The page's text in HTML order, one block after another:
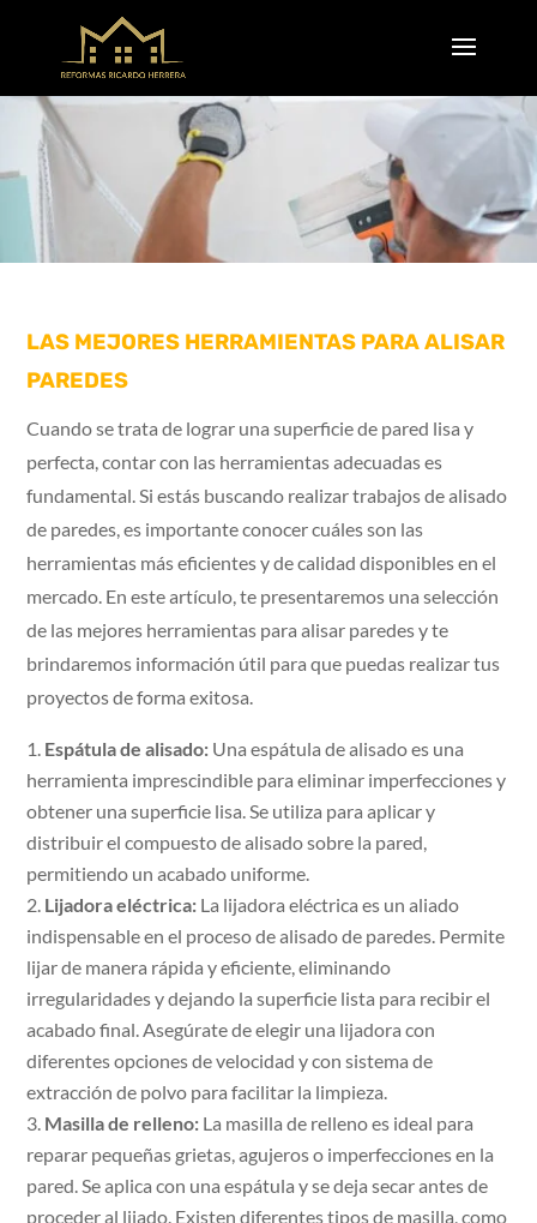
LAS MEJORES HERRAMIENTAS PARA ALISAR
PAREDES
Cuando se trata de lograr una superficie de pared lisa y
perfecta, contar con las herramientas adecuadas es
fundamental. Si estás buscando realizar trabajos de alisado
de paredes, es importante conocer cuáles son las
herramientas más eficientes y de calidad disponibles en el
mercado. En este artículo, te presentaremos una selección
de las mejores herramientas para alisar paredes y te
brindaremos información útil para que puedas realizar tus
proyectos de forma exitosa.
Espátula de alisado: Una espátula de alisado es una
herramienta imprescindible para eliminar imperfecciones y
obtener una superficie lisa. Se utiliza para aplicar y
distribuir el compuesto de alisado sobre la pared,
permitiendo un acabado uniforme.
Lijadora eléctrica: La lijadora eléctrica es un aliado
indispensable en el proceso de alisado de paredes. Permite
lijar de manera rápida y eficiente, eliminando
irregularidades y dejando la superficie lista para recibir el
acabado final. Asegúrate de elegir una lijadora con
diferentes opciones de velocidad y con sistema de
extracción de polvo para facilitar la limpieza.
Masilla de relleno: La masilla de relleno es ideal para
reparar pequeñas grietas, agujeros o imperfecciones en la
pared. Se aplica con una espátula y se deja secar antes de
proceder al lijado. Existen diferentes tipos de masilla, como